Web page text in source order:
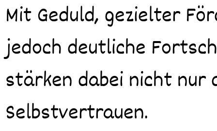
Mit Geduld, gezielter
jedoch deutliche
stärken dabei nicht nur
Selbstvertrauen.